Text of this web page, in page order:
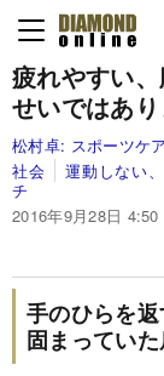
疲れやすい
せいではあり
松村卓: スポーツケ
社会
運動しない
チ
2016年9月28日 4:50
手のひらを返
固まってい